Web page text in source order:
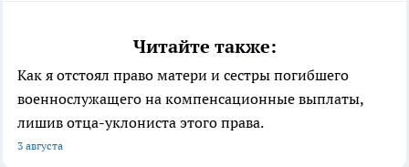
Читайте также:
Как я отстоял право матери и сестры погибшего
военнослужащего на компенсационные выплаты,
лишив отца-уклониста этого права.
3 августа